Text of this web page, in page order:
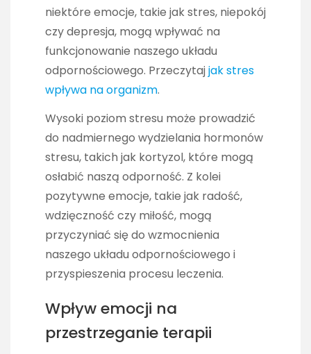
niektóre emocje, takie jak stres, niepokój
czy depresja, mogą wpływać na
funkcjonowanie naszego układu
odpornościowego. Przeczytajjak stres
wpływa na organizm.
Wysoki poziom stresu może prowadzić
do nadmiernego wydzielania hormonów
stresu, takich jak kortyzol, które mogą
osłabić naszą odporność. Z kolei
pozytywne emocje, takie jak radość,
wdzięczność czy miłość, mogą
przyczyniać się do wzmocnienia
naszego układu odpornościowego i
przyspieszenia procesu leczenia.
Wpływ emocji na
przestrzeganie terapii